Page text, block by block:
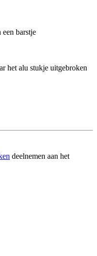
barstje
het alu stukje uitgebroken
deelnemen aan het